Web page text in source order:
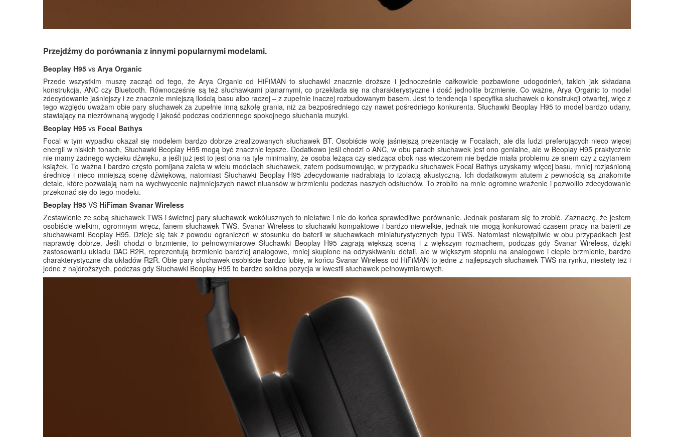
Przejdźmy do porównania z innymi popularnymi modelami.
Beoplay H95 vs Arya Organic
Przede wszystkim muszę zacząć od tego, że Arya Organic od HiFiMAN to słuchawki znacznie droższe i jednocześnie całkowicie pozbawione udogodnień, takich jak składana
konstrukcja, ANC czy Bluetooth. Równocześnie są też słuchawkami planarnymi, co przekłada się na charakterystyczne i dość jednolite brzmienie. Co ważne, Arya Organic to model
zdecydowanie jaśniejszy i ze znacznie mniejszą ilością basu albo raczej – z zupełnie inaczej rozbudowanym basem. Jest to tendencja i specyfika słuchawek o konstrukcji otwartej, więc z
tego względu uważam obie pary słuchawek za zupełnie inną szkołę grania, niż za bezpośredniego czy nawet pośredniego konkurenta. Słuchawki Beoplay H95 to model bardzo udany,
stawiający na niezrównaną wygodę i jakość podczas codziennego spokojnego słuchania muzyki.
Beoplay H95 vs Focal Bathys
Focal w tym wypadku okazał się modelem bardzo dobrze zrealizowanych słuchawek BT. Osobiście wolę jaśniejszą prezentację w Focalach, ale dla ludzi preferujących nieco więcej
energii w niskich tonach, Słuchawki Beoplay H95 mogą być znacznie lepsze. Dodatkowo jeśli chodzi o ANC, w obu parach słuchawek jest ono genialne, ale w Beoplay H95 praktycznie
nie mamy żadnego wycieku dźwięku, a jeśli już jest to jest ona na tyle minimalny, że osoba leżąca czy siedząca obok nas wieczorem nie będzie miała problemu ze snem czy z czytaniem
książek. To ważna i bardzo często pomijana zaleta w wielu modelach słuchawek, zatem podsumowując, w przypadku słuchawek Focal Bathys uzyskamy więcej basu, mniej rozjaśnioną
średnicę i nieco mniejszą scenę dźwiękową, natomiast Słuchawki Beoplay H95 zdecydowanie nadrabiają to izolacją akustyczną. Ich dodatkowym atutem z pewnością są znakomite
detale, które pozwalają nam na wychwycenie najmniejszych nawet niuansów w brzmieniu podczas naszych odsłuchów. To zrobiło na mnie ogromne wrażenie i pozwoliło zdecydowanie
przekonać się do tego modelu.
Beoplay H95 VS HiFiman Svanar Wireless
Zestawienie ze sobą słuchawek TWS i świetnej pary słuchawek wokółusznych to niełatwe i nie do końca sprawiedliwe porównanie. Jednak postaram się to zrobić. Zaznaczę, że jestem
osobiście wielkim, ogromnym wręcz, fanem słuchawek TWS. Svanar Wireless to słuchawki kompaktowe i bardzo niewielkie, jednak nie mogą konkurować czasem pracy na baterii ze
słuchawkami Beoplay H95. Dzieje się tak z powodu ograniczeń w stosunku do baterii w słuchawkach miniaturystycznych typu TWS. Natomiast niewątpliwie w obu przypadkach jest
naprawdę dobrze. Jeśli chodzi o brzmienie, to pełnowymiarowe Słuchawki Beoplay H95 zagrają większą sceną i z większym rozmachem, podczas gdy Svanar Wireless, dzięki
zastosowaniu układu DAC R2R, reprezentują brzmienie bardziej analogowe, mniej skupione na odzyskiwaniu detali, ale w większym stopniu na analogowe i ciepłe brzmienie, bardzo
charakterystyczne dla układów R2R. Obie pary słuchawek osobiście bardzo lubię, w końcu Svanar Wireless od HiFiMAN to jedne z najlepszych słuchawek TWS na rynku, niestety też i
jedne z najdroższych, podczas gdy Słuchawki Beoplay H95 to bardzo solidna pozycja w kwestii słuchawek pełnowymiarowych.